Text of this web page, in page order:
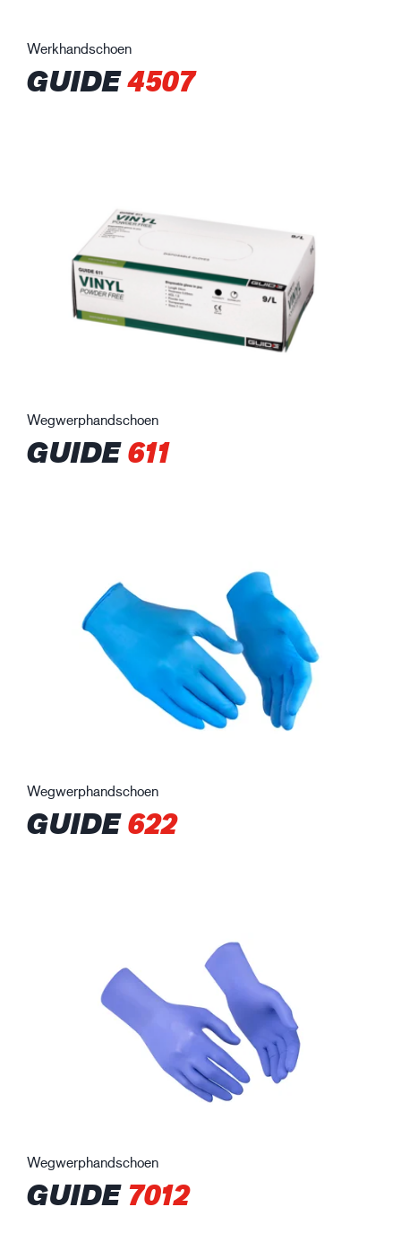
Werkhandschoen
GUIDE4507
Wegwerphandschoen
GUIDE611
Wegwerphandschoen
GUIDE622
Wegwerphandschoen
GUIDE7012